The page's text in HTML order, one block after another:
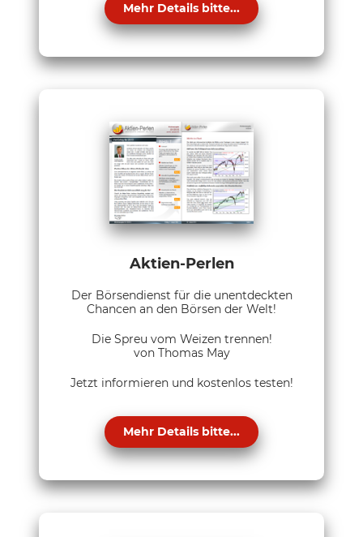
Mehr Details bitte...
Aktien-Perlen
Der Börsendienst für die unentdeckten
Chancen an den Börsen der Welt!
Die Spreu vom Weizen trennen!
von Thomas May
Jetzt informieren und kostenlos testen!
Mehr Details bitte...